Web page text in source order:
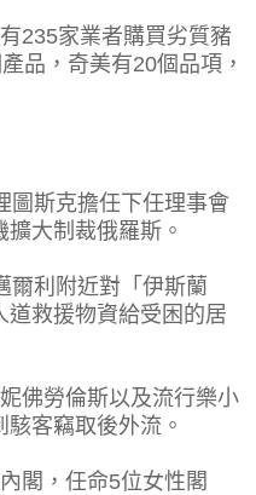
235家業者購買劣質豬
品，奇美有20個品項，
圖斯克擔任下任理事會
大制裁俄羅斯。
爾利附近對「伊斯蘭
道救援物資給受困的居
佛勞倫斯以及流行樂小
客竊取後外流。
閣，任命5位女性閣